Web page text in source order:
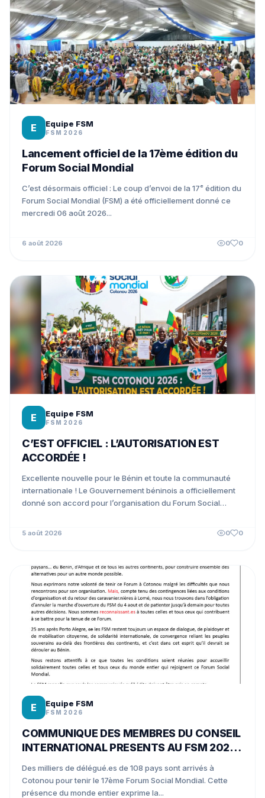
E Equipe FSM
FSM 2026
Lancement officiel de la 17ème édition du
Forum Social Mondial
C’est désormais officiel : Le coup d’envoi de la 17ᵉ édition du
Forum Social Mondial (FSM) a été officiellement donné ce
mercredi 06 août 2026...
6 août 2026 0 0
E Equipe FSM
FSM 2026
C’EST OFFICIEL : L’AUTORISATION EST
ACCORDÉE !
Excellente nouvelle pour le Bénin et toute la communauté
internationale ! Le Gouvernement béninois a officiellement
donné son accord pour l’organisation du Forum Social
5 août 2026 0 0
E Equipe FSM
FSM 2026
COMMUNIQUE DES MEMBRES DU CONSEIL
INTERNATIONAL PRESENTS AU FSM 2026
Des milliers de délégué.es de 108 pays sont arrivés à
Cotonou pour tenir le 17ème Forum Social Mondial. Cette
présence du monde entier exprime la...